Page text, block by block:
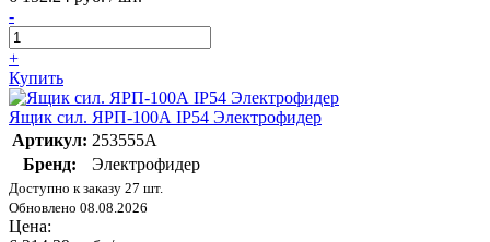
-
+
Купить
Ящик сил. ЯРП-100А IP54 Электрофидер
Артикул: 253555А
Бренд:
Электрофидер
Доступно к заказу 27 шт.
Обновлено 08.08.2026
Цена: